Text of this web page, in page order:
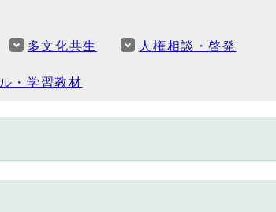
多文化共生 人権相談・啓発
・学習教材